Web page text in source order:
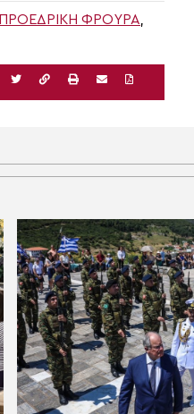
ΠΡΟΕΔΡΙΚΉ ΦΡΟΥΡΆ